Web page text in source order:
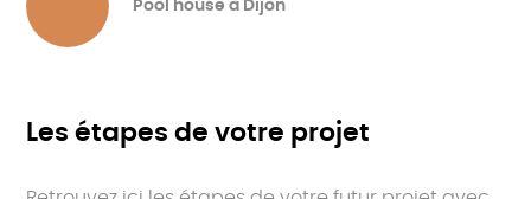
Pool house à Dijon
Les étapes de votre projet